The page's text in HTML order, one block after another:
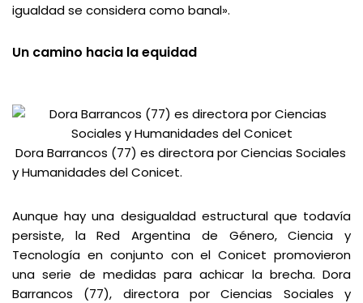
igualdad se considera como banal».
Un camino hacia la equidad
Dora Barrancos (77) es directora por Ciencias Sociales
y Humanidades del Conicet.
Aunque hay una desigualdad estructural que todavía
persiste, la Red Argentina de Género, Ciencia y
Tecnología en conjunto con el Conicet promovieron
una serie de medidas para achicar la brecha. Dora
Barrancos (77), directora por Ciencias Sociales y